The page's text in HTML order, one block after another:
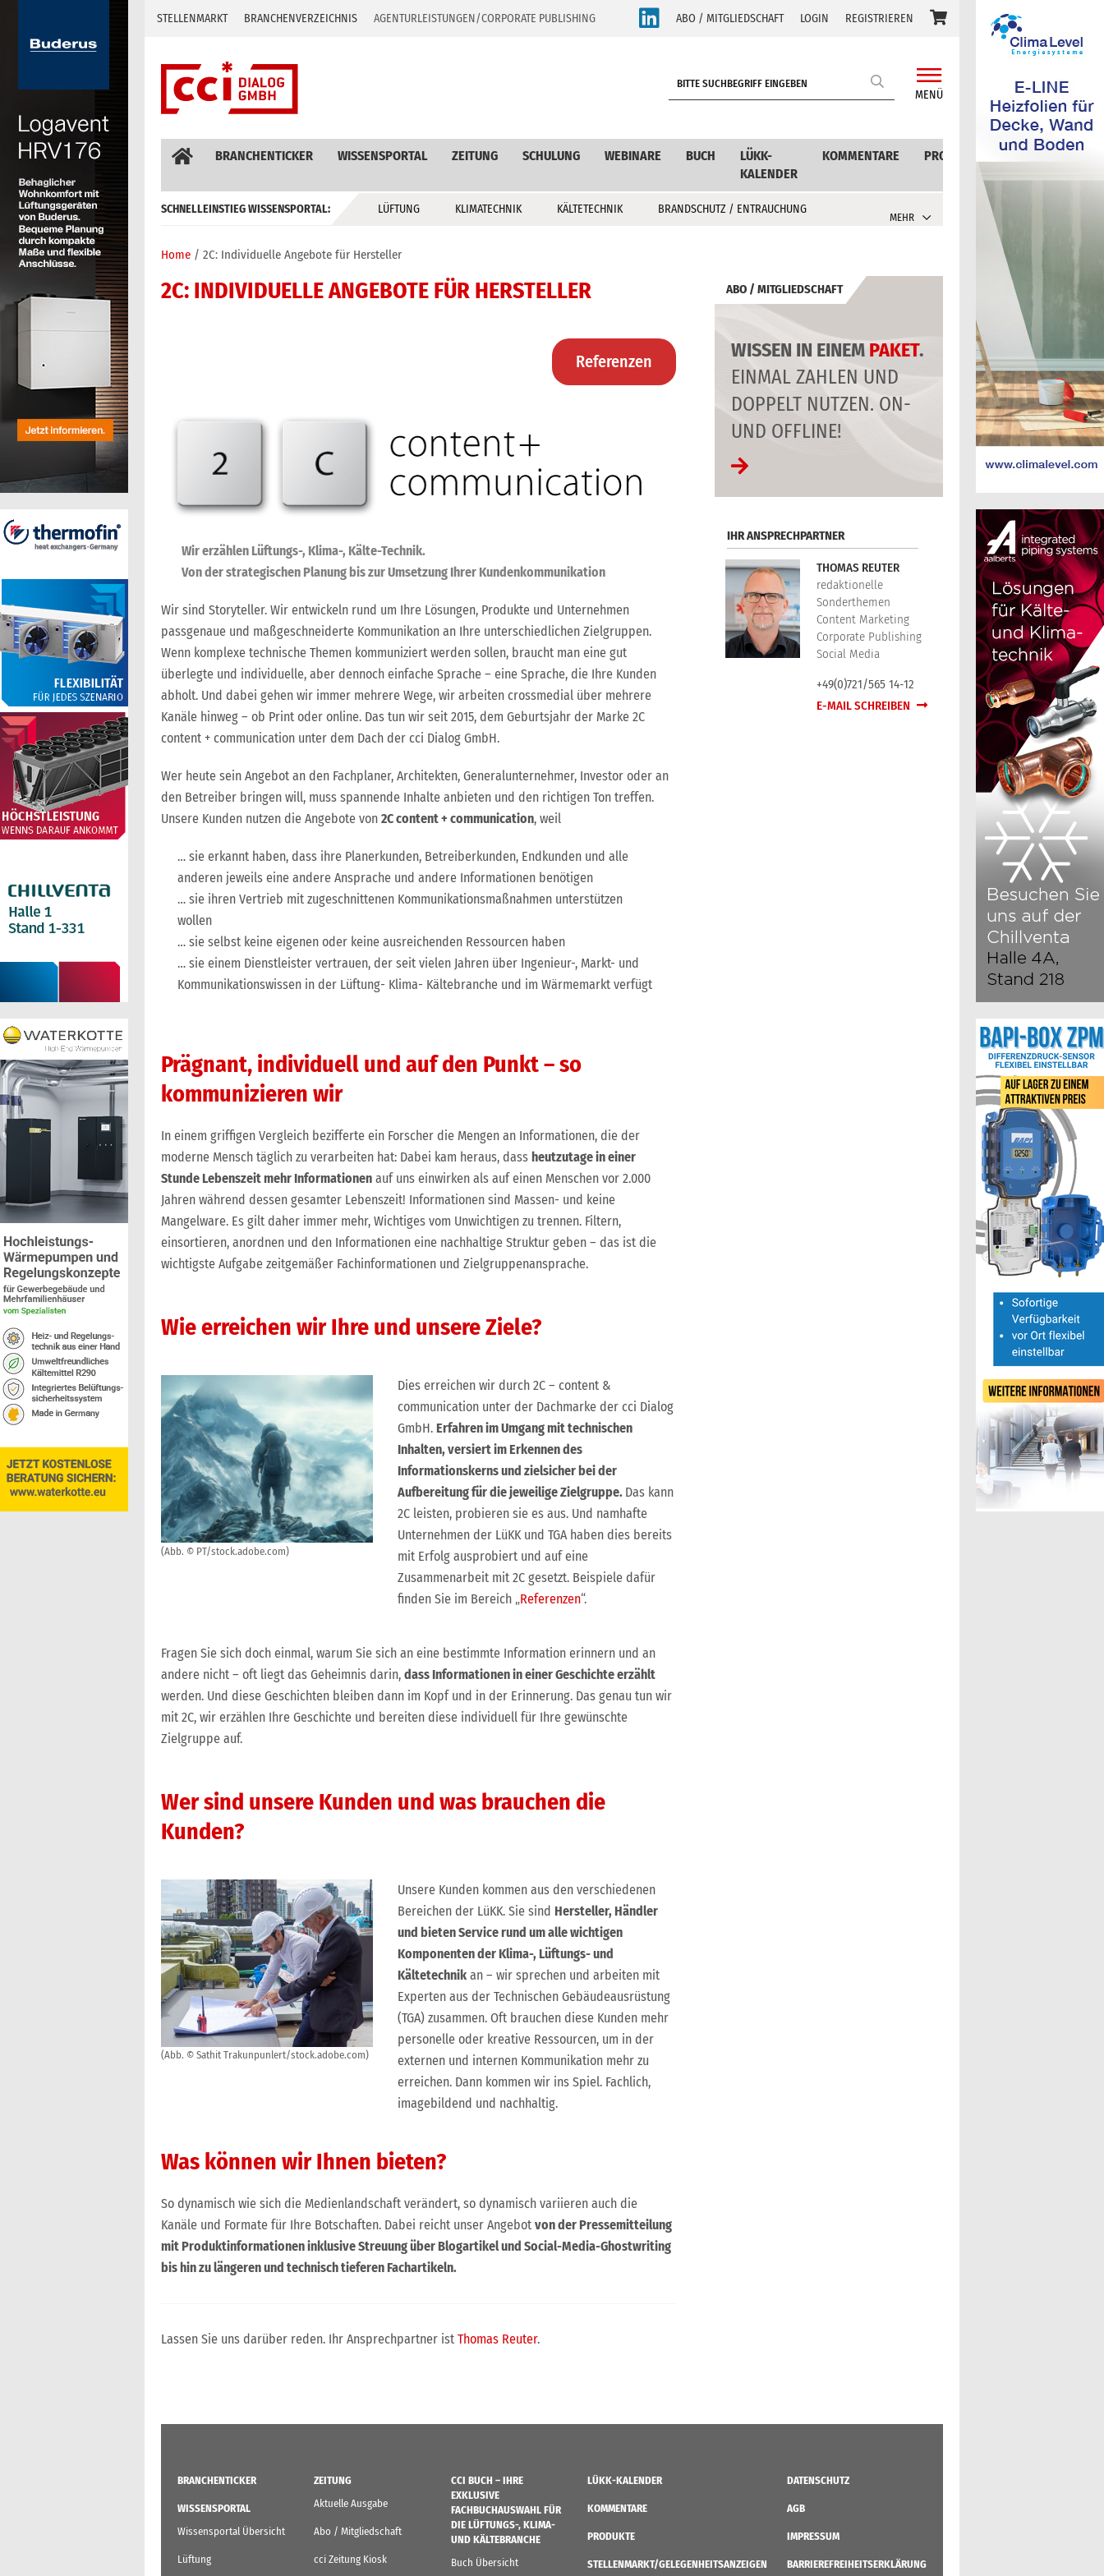
to
STELLENMARKT BRANCHENVERZEICHNIS AGENTURLEISTUNGEN/CORPORATE PUBLISHING ABO / MITGLIEDSCHAFT LOGIN REGISTRIEREN
MENÜ
BRANCHENTICKER WISSENSPORTAL ZEITUNG SCHULUNG WEBINARE BUCH
LÜKK-
KALENDER
KOMMENTARE PRODUKTE
SCHNELLEINSTIEG WISSENSPORTAL: LÜFTUNG KLIMATECHNIK KÄLTETECHNIK BRANDSCHUTZ / ENTRAUCHUNG
MEHR
Home 2C: Individuelle Angebote für Hersteller
2C: INDIVIDUELLE ANGEBOTE FÜR HERSTELLER
Referenzen
Wir erzählen Lüftungs-, Klima-, Kälte-Technik.
Von der strategischen Planung bis zur Umsetzung Ihrer Kundenkommunikation
Wir sind Storyteller. Wir entwickeln rund um Ihre Lösungen, Produkte und Unternehmen
passgenaue und maßgeschneiderte Kommunikation an Ihre unterschiedlichen Zielgruppen.
Wenn komplexe technische Themen kommuniziert werden sollen, braucht man eine gut
überlegte und individuelle, aber dennoch einfache Sprache – eine Sprache, die Ihre Kunden
abholt. Und dabei gehen wir immer mehrere Wege, wir arbeiten crossmedial über mehrere
Kanäle hinweg – ob Print oder online. Das tun wir seit 2015, dem Geburtsjahr der Marke 2C
content + communication unter dem Dach der cci Dialog GmbH.
Wer heute sein Angebot an den Fachplaner, Architekten, Generalunternehmer, Investor oder an
den Betreiber bringen will, muss spannende Inhalte anbieten und den richtigen Ton treffen.
Unsere Kunden nutzen die Angebote von 2C content + communication, weil
… sie erkannt haben, dass ihre Planerkunden, Betreiberkunden, Endkunden und alle
anderen jeweils eine andere Ansprache und andere Informationen benötigen
… sie ihren Vertrieb mit zugeschnittenen Kommunikationsmaßnahmen unterstützen
wollen
… sie selbst keine eigenen oder keine ausreichenden Ressourcen haben
… sie einem Dienstleister vertrauen, der seit vielen Jahren über Ingenieur-, Markt- und
Kommunikationswissen in der Lüftung- Klima- Kältebranche und im Wärmemarkt verfügt
Prägnant, individuell und auf den Punkt – so
kommunizieren wir
In einem griffigen Vergleich bezifferte ein Forscher die Mengen an Informationen, die der
moderne Mensch täglich zu verarbeiten hat: Dabei kam heraus, dass heutzutage in einer
Stunde Lebenszeit mehr Informationen auf uns einwirken als auf einen Menschen vor 2.000
Jahren während dessen gesamter Lebenszeit! Informationen sind Massen- und keine
Mangelware. Es gilt daher immer mehr, Wichtiges vom Unwichtigen zu trennen. Filtern,
einsortieren, anordnen und den Informationen eine nachhaltige Struktur geben – das ist die
wichtigste Aufgabe zeitgemäßer Fachinformationen und Zielgruppenansprache.
Wie erreichen wir Ihre und unsere Ziele?
(Abb. © PT/stock.adobe.com)
Dies erreichen wir durch 2C – content &
communication unter der Dachmarke der cci Dialog
GmbH. Erfahren im Umgang mit technischen
Inhalten, versiert im Erkennen des
Informationskerns und zielsicher bei der
Aufbereitung für die jeweilige Zielgruppe. Das kann
2C leisten, probieren sie es aus. Und namhafte
Unternehmen der LüKK und TGA haben dies bereits
mit Erfolg ausprobiert und auf eine
Zusammenarbeit mit 2C gesetzt. Beispiele dafür
finden Sie im Bereich „Referenzen“.
Fragen Sie sich doch einmal, warum Sie sich an eine bestimmte Information erinnern und an
andere nicht – oft liegt das Geheimnis darin, dass Informationen in einer Geschichte erzählt
werden. Und diese Geschichten bleiben dann im Kopf und in der Erinnerung. Das genau tun wir
mit 2C, wir erzählen Ihre Geschichte und bereiten diese individuell für Ihre gewünschte
Zielgruppe auf.
Wer sind unsere Kunden und was brauchen die
Kunden?
(Abb. © Sathit Trakunpunlert/stock.adobe.com)
Unsere Kunden kommen aus den verschiedenen
Bereichen der LüKK. Sie sind Hersteller, Händler
und bieten Service rund um alle wichtigen
Komponenten der Klima-, Lüftungs- und
Kältetechnik an – wir sprechen und arbeiten mit
Experten aus der Technischen Gebäudeausrüstung
(TGA) zusammen. Oft brauchen diese Kunden mehr
personelle oder kreative Ressourcen, um in der
externen und internen Kommunikation mehr zu
erreichen. Dann kommen wir ins Spiel. Fachlich,
imagebildend und nachhaltig.
Was können wir Ihnen bieten?
So dynamisch wie sich die Medienlandschaft verändert, so dynamisch variieren auch die
Kanäle und Formate für Ihre Botschaften. Dabei reicht unser Angebot von der Pressemitteilung
mit Produktinformationen inklusive Streuung über Blogartikel und Social-Media-Ghostwriting
bis hin zu längeren und technisch tieferen Fachartikeln.
Lassen Sie uns darüber reden. Ihr Ansprechpartner ist Thomas Reuter.
ABO / MITGLIEDSCHAFT
WISSEN IN EINEM PAKET.
EINMAL ZAHLEN UND
DOPPELT NUTZEN. ON-
UND OFFLINE!
IHR ANSPRECHPARTNER
THOMAS REUTER
redaktionelle
Sonderthemen
Content Marketing
Corporate Publishing
Social Media
+49(0)721/565 14-12
E-MAIL SCHREIBEN
BRANCHENTICKER
WISSENSPORTAL
Wissensportal Übersicht
Lüftung
ZEITUNG
Aktuelle Ausgabe
Abo / Mitgliedschaft
cci Zeitung Kiosk
CCI BUCH – IHRE
EXKLUSIVE
FACHBUCHAUSWAHL FÜR
DIE LÜFTUNGS-, KLIMA-
UND KÄLTEBRANCHE
Buch Übersicht
LÜKK-KALENDER
KOMMENTARE
PRODUKTE
STELLENMARKT/GELEGENHEITSANZEIGEN
DATENSCHUTZ
AGB
IMPRESSUM
BARRIEREFREIHEITSERKLÄRUNG